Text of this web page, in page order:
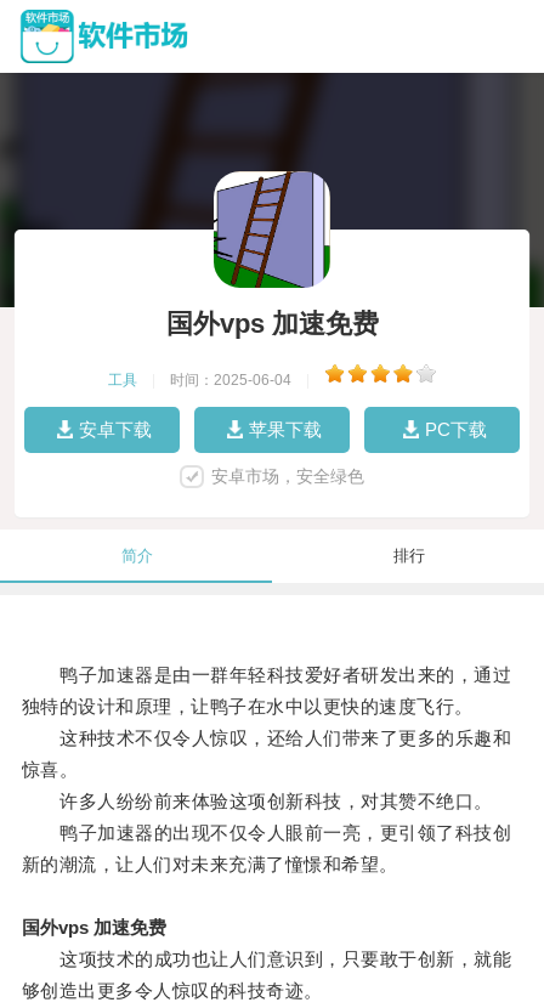
国外vps 加速免费
工具 时间：2025-06-04
安卓下载 苹果下载 PC下载
安卓市场，安全绿色
简介 排行
鸭子加速器是由一群年轻科技爱好者研发出来的，通过
独特的设计和原理，让鸭子在水中以更快的速度飞行。
这种技术不仅令人惊叹，还给人们带来了更多的乐趣和
惊喜。
许多人纷纷前来体验这项创新科技，对其赞不绝口。
鸭子加速器的出现不仅令人眼前一亮，更引领了科技创
新的潮流，让人们对未来充满了憧憬和希望。
国外vps 加速免费
这项技术的成功也让人们意识到，只要敢于创新，就能
够创造出更多令人惊叹的科技奇迹。